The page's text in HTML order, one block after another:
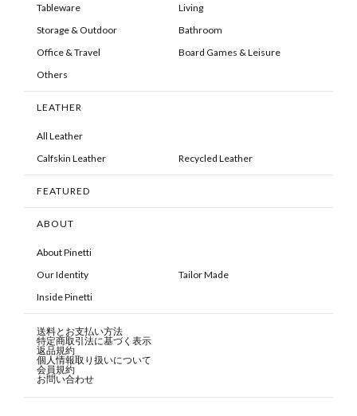
Tableware
Living
Storage & Outdoor
Bathroom
Office & Travel
Board Games & Leisure
Others
LEATHER
All Leather
Calfskin Leather
Recycled Leather
FEATURED
ABOUT
About Pinetti
Our Identity
Tailor Made
Inside Pinetti
送料とお支払い方法
特定商取引法に基づく表示
返品規約
個人情報取り扱いについて
会員規約
お問い合わせ